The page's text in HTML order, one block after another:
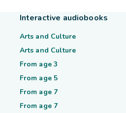
Interactive audiobooks
Arts and Culture
Arts and Culture
From age 3
From age 5
From age 7
From age 7